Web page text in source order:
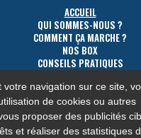
ACCUEIL
QUI SOMMES-NOUS ?
COMMENT ÇA MARCHE ?
NOS BOX
CONSEILS PRATIQUES
ACCÈS
CONTACT
DU SITE-PROTECTION DES DONNÉES
votre navigation sur ce site,
de cookies ou autres
proposer des publicités
et réaliser des statistiques